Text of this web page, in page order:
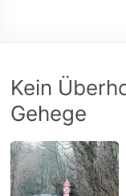
der
umliegenden
Feldmarken
e.
V.
Kein
Gehege